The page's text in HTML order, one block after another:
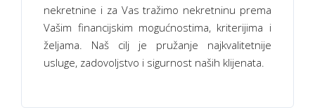
nekretnine i za Vas tražimo nekretninu prema
Vašim financijskim mogućnostima, kriterijima i
željama. Naš cilj je pružanje najkvalitetnije
usluge, zadovoljstvo i sigurnost naših klijenata.